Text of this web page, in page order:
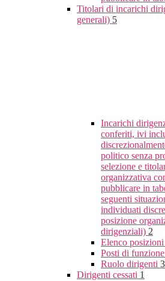
Titolari di incarichi
generali) 5
Incarichi
conferiti, ivi
politico senza
selezione e
organizzativa
pubblicare in
seguenti
individuati
posizione
dirigenziali) 2
Elenco
Posti di
Ruolo dirigenti 3
Dirigenti cessati 1